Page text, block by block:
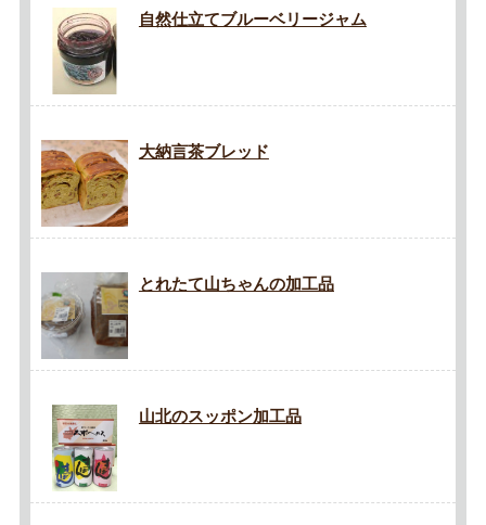
自然仕立てブルーベリージャム
大納言茶ブレッド
とれたて山ちゃんの加工品
山北のスッポン加工品